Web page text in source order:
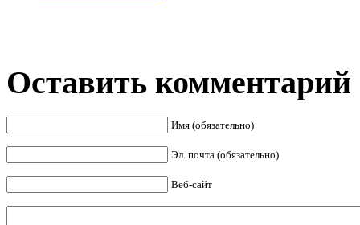
Оставить комментарий
Имя (обязательно)
Эл. почта (обязательно)
Веб-сайт